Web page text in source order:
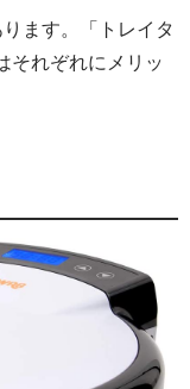
ます。「トレイタ
それぞれにメリッ